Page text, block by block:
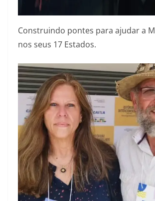
Construindo pontes para ajudar a
nos seus 17 Estados.